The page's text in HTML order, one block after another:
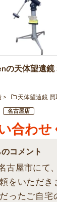
の天体望遠鏡
天体望遠鏡 買
名古屋店
合わせ
コメント
古屋市にて
をいただき
ったご自宅